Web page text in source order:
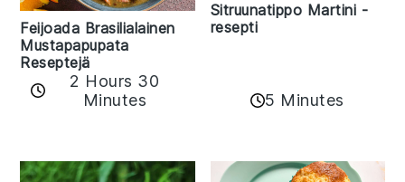
Feijoada Brasilialainen
Mustapapupata
Reseptejä
2 Hours 30
Minutes
Sitruunatippo Martini -
resepti
5 Minutes